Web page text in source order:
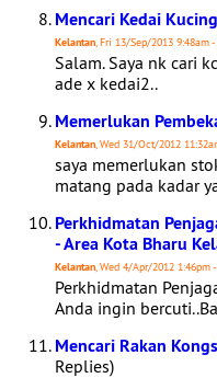
Mencari Kedai
Kelantan, Fri 13/Sep/2013 9:48am
Salam. Saya nk cari
ade x kedai2..
Memerlukan
Kelantan, Wed 31/Oct/2012
saya memerlukan
matang pada kadar
Perkhidmatan
- Area Kota Bharu
Kelantan, Wed 4/Apr/2012 1:46pm
Perkhidmatan
Anda ingin
Mencari Rakan
Replies)